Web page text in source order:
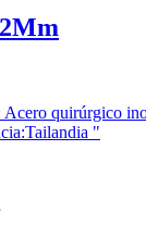
quirúrgico
"